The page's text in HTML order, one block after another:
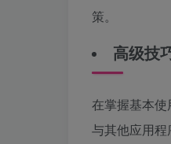
策。
高级技
在掌握基本
与其他应用程